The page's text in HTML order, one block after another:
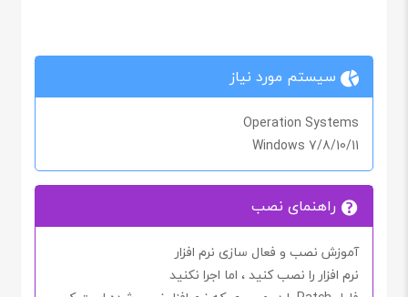
سیستم مورد نیاز
Operation Systems
Windows 7/8/10/11
راهنمای نصب
آموزش نصب و فعال سازی نرم افزار
نرم افزار را نصب کنید ، اما اجرا نکنید